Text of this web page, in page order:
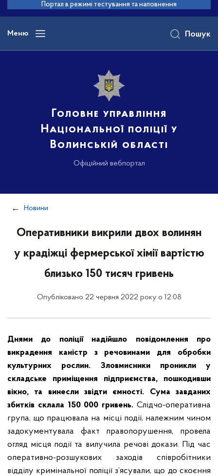
основного
вмісту
Портал в режимі тестування та наповнення
Меню
Головне управління
Національної поліції у
Волинській області
Офіційний вебпортал
Пошук
Новини
Оперативники викрили двох волинян
у крадіжці фермерської хімії вартістю
близько 150 тисяч гривень
Опубліковано 22 червня 2022 року о 12:08
Днями до поліції надійшло повідомлення про
викрадення каністр з речовинами для обробки
культурних рослин. Зловмисники проникли у
складське приміщення підприємства, пошкодивши
вікно, та винесли звідти ємності. Сума завданих
збитків склала 150 000 гривень. Слідчо-оперативна
група, що працювала на місці події, належним чином
задокументувала факт правопорушення, провела
огляд місця події та вилучила речові докази. Під час
оперативно-розшукових заходів співробітники
відділу кримінальної поліції з’ясували, що до скоєння